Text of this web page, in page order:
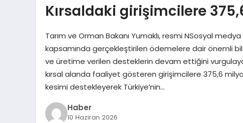
Kırsaldaki girişimcilere
Tarım ve Orman Bakanı Yumaklı, resmi NSosyal
kapsamında gerçekleştirilen ödemelere dair önemli
ve üretime verilen desteklerin devam ettiğini
kırsal alanda faaliyet gösteren girişimcilere 375,6
kesimi destekleyerek Türkiye’nin…
Haber
10 Haziran 2026